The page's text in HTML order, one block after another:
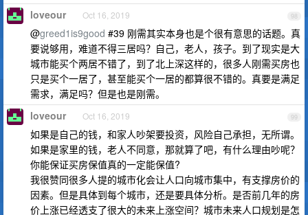
98
loveour Oct 16, 2019
@greed1is9good #39 刚需其实本身也是个很有意思的话题。真
要说够用，难道不得三居吗？自己，老人，孩子。到了现实是大
城市能买个两居不错了，到了北上深这样的，很多人刚需买房也
只是买个一居了，甚至能买个一居的都算很不错的。真要是满足
需求，满足吗？但是也是刚需。
99
loveour Oct 16, 2019
如果是自己的钱，和家人吵架要投资，风险自己承担，无所谓。
如果是家里的钱，老人不同意，那就算了吧，有什么理由吵呢？
你能保证买房保值真的一定能保值?
我很赞同很多人提的城市化会让人口向城市集中，有支撑房价的
因素。但是具体到每个城市，还是要具体分析。是否前几年的房
价上涨已经透支了很大的未来上涨空间？城市未来人口规划是怎